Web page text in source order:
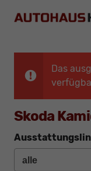
Das
Skoda